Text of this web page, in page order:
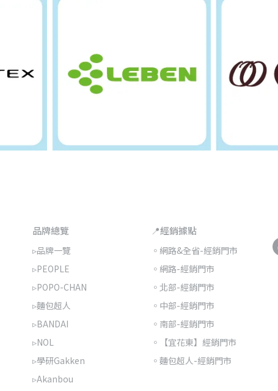
品牌總覽
▹品牌一覽
▹PEOPLE
▹POPO-CHAN
▹麵包超人
▹BANDAI
▹NOL
▹學研Gakken
▹Akanbou
📍經銷據點
◦網路&全省-經銷門市
◦網路-經銷門市
◦北部-經銷門市
◦中部-經銷門市
◦南部-經銷門市
◦【宜花東】經銷門市
◦麵包超人-經銷門市